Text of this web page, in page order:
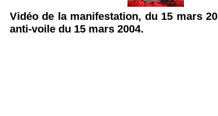
Vidéo de la manifestation, du 15 mars
anti-voile du 15 mars 2004.